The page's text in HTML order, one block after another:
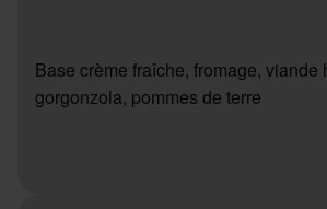
Base crème fraîche, fromage, viande
gorgonzola, pommes de terre